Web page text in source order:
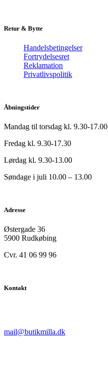
Retur & Bytte
Handelsbetingelser
Fortrydelsesret
Reklamation
Privatlivspolitik
Åbningstider
Mandag til torsdag kl. 9.30-17.00
Fredag kl. 9.30-17.30
Lørdag kl. 9.30-13.00
Søndage i juli 10.00 – 13.00
Adresse
Østergade 36
5900 Rudkøbing
Cvr. 41 06 99 96
Kontakt
mail@butikmilla.dk